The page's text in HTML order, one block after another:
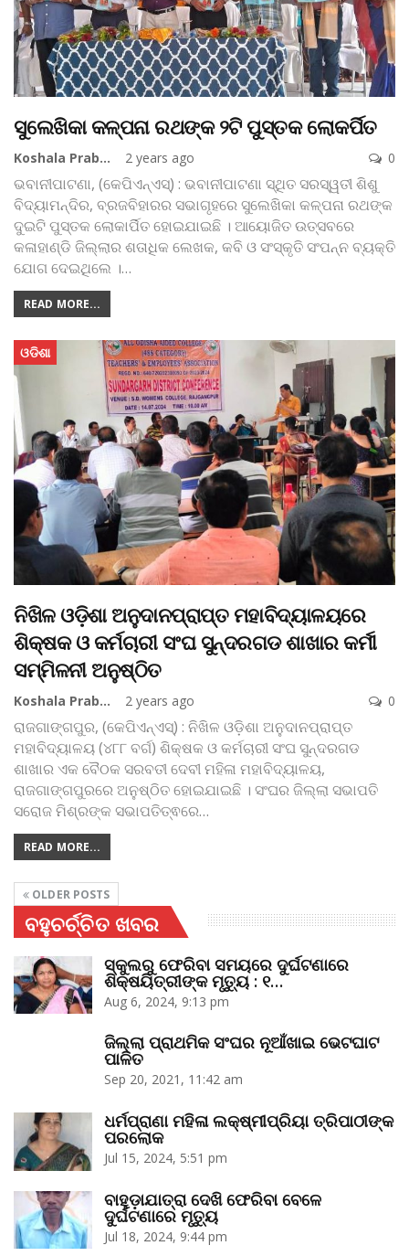
ସୁଲେଖିକା କଳ୍ପନା ରଥଙ୍କ ୨ଟି ପୁସ୍ତକ ଲୋକର୍ପିତ
Koshala Prabaha 2 years ago 0
ଭବାନୀପାଟଣା, (କେପିଏନ୍‌ଏସ୍‌) : ଭବାନୀପାଟଣା ସ୍ଥିତ ସରସ୍ୱତୀ ଶିଶୁ
ବିଦ୍ୟାମନ୍ଦିର, ବ୍ରଜବିହାରର ସଭାଗୃହରେ ସୁଲେଖିକା କଳ୍ପନା ରଥଙ୍କ
ଦୁଇଟି ପୁସ୍ତକ ଲୋକାର୍ପିତ ହୋଇଯାଇଛି । ଆୟୋଜିତ ଉତ୍ସବରେ
କଳାହାଣ୍ଡି ଜିଲ୍ଲାର ଶତାଧିକ ଲେଖକ, କବି ଓ ସଂସ୍କୃତି ସଂପନ୍ନ ବ୍ୟକ୍ତି
ଯୋଗ ଦେଇଥିଲେ ।…
READ MORE...
ଓଡିଶା
ନିଖିଳ ଓଡ଼ିଶା ଅନୁଦାନପ୍ରାପ୍ତ ମହାବିଦ୍ୟାଳୟରେ
ଶିକ୍ଷକ ଓ କର୍ମଚାରୀ ସଂଘ ସୁନ୍ଦରଗଡ ଶାଖାର କର୍ମୀ
ସମ୍ମିଳନୀ ଅନୁଷ୍ଠିତ
Koshala Prabaha 2 years ago 0
ରାଜଗାଙ୍ଗପୁର, (କେପିଏନ୍‌ଏସ୍‌) : ନିଖିଳ ଓଡ଼ିଶା ଅନୁଦାନପ୍ରାପ୍ତ
ମହାବିଦ୍ୟାଳୟ (୪୮୮ ବର୍ଗ) ଶିକ୍ଷକ ଓ କର୍ମଚାରୀ ସଂଘ ସୁନ୍ଦରଗଡ
ଶାଖାର ଏକ ବୈଠକ ସରବତୀ ଦେବୀ ମହିଳା ମହାବିଦ୍ୟାଳୟ,
ରାଜଗାଙ୍ଗପୁରରେ ଅନୁଷ୍ଠିତ ହୋଇଯାଇଛି । ସଂଘର ଜିଲ୍ଲା ସଭାପତି
ସରୋଜ ମିଶ୍ରଙ୍କ ସଭାପତିତ୍ଵରେ…
READ MORE...
OLDER POSTS
ବହୁଚର୍ଚ୍ଚିତ ଖବର
ସ୍କୁଲରୁ ଫେରିବା ସମୟରେ ଦୁର୍ଘଟଣାରେ
ଶିକ୍ଷୟିତ୍ରୀଙ୍କ ମୃତ୍ୟୁ : ୧…
Aug 6, 2024, 9:13 pm
ଜିଲ୍ଲା ପ୍ରାଥମିକ ସଂଘର ନୂଆଁଖାଇ ଭେଟଘାଟ
ପାଳିତ
Sep 20, 2021, 11:42 am
ଧର୍ମପ୍ରାଣା ମହିଳା ଲକ୍ଷ୍ମୀପ୍ରିୟା ତ୍ରିପାଠୀଙ୍କ
ପରଲୋକ
Jul 15, 2024, 5:51 pm
ବାହୁଡ଼ାଯାତ୍ରା ଦେଖି ଫେରିବା ବେଳେ
ଦୁର୍ଘଟଣାରେ ମୃତ୍ୟୁ
Jul 18, 2024, 9:44 pm